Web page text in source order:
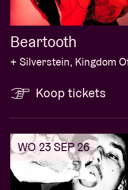
Beartooth
+ Silverstein, Kingdom
Koop tickets
WO 23 SEP 26